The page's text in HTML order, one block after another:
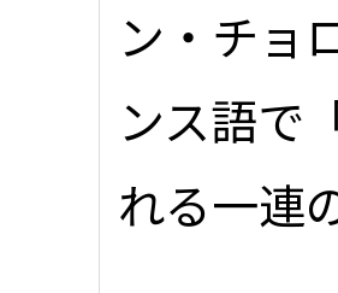
ン・チョ
ンス語で
れる一連